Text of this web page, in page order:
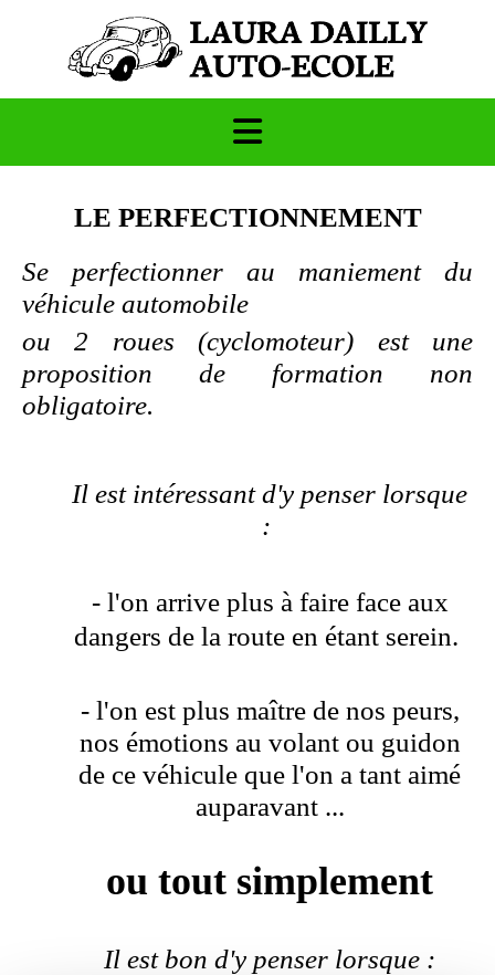
LE PERFECTIONNEMENT
Se perfectionner au maniement du
véhicule automobile
ou 2 roues (cyclomoteur) est une
proposition de formation non
obligatoire.
Il est intéressant d'y penser lorsque
:
- l'on arrive plus à faire face aux
dangers de la route en étant serein.
- l'on est plus maître de nos peurs,
nos émotions au volant ou guidon
de ce véhicule que l'on a tant aimé
auparavant ...
ou tout simplement
Il est bon d'y penser lorsque :